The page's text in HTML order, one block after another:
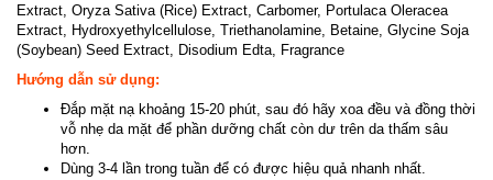
Extract, Oryza Sativa (Rice) Extract, Carbomer, Portulaca Oleracea
Extract, Hydroxyethylcellulose, Triethanolamine, Betaine, Glycine Soja
(Soybean) Seed Extract, Disodium Edta, Fragrance
Hướng dẫn sử dụng:
Đắp mặt nạ khoảng 15-20 phút, sau đó hãy xoa đều và đồng thời
vỗ nhẹ da mặt để phần dưỡng chất còn dư trên da thấm sâu
hơn.
Dùng 3-4 lần trong tuần để có được hiệu quả nhanh nhất.